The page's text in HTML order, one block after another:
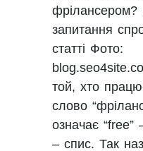
фрілансером?
запитання
статті Фото:
той, хто
слово
означає “free”
– спис. Так